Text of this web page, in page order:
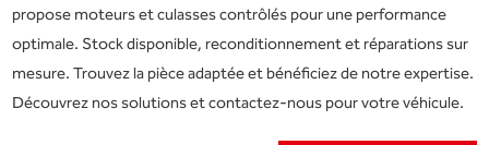
propose moteurs et culasses contrôlés pour une performance
optimale. Stock disponible, reconditionnement et réparations sur
mesure. Trouvez la pièce adaptée et bénéficiez de notre expertise.
Découvrez nos solutions et contactez-nous pour votre véhicule.